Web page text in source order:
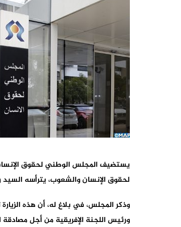
لحقوق الإنسان والشعوب، يترأسه
وذكر المجلس، في بلاغ له، أن هذه
ورئيس اللجنة الإفريقية من أجل مصادقة